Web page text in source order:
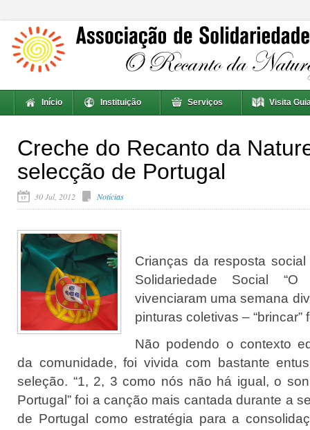
Início Instituição Serviços Visita
Creche do Recanto da
selecção de Portugal
30 Jul, 2012 Notícias
Crianças da resposta
Solidariedade Social
vivenciaram uma semana
pinturas coletivas –
Não podendo o contexto
da comunidade, foi vivida com bastante
seleção. “1, 2, 3 como nós não há igual, o
Portugal” foi a canção mais cantada durante a
de Portugal como estratégia para a